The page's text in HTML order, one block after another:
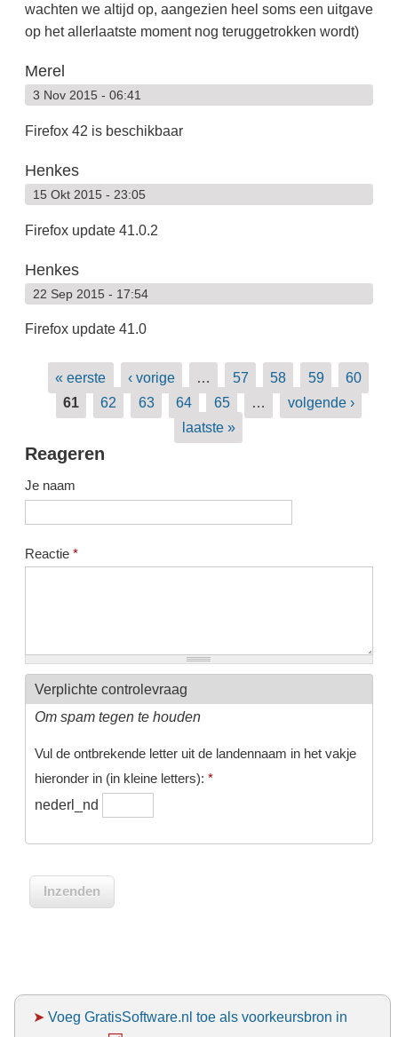
wachten we altijd op, aangezien heel soms een uitgave
op het allerlaatste moment nog teruggetrokken wordt)
Merel
3 Nov 2015 - 06:41
Firefox 42 is beschikbaar
Henkes
15 Okt 2015 - 23:05
Firefox update 41.0.2
Henkes
22 Sep 2015 - 17:54
Firefox update 41.0
Pagina's
« eerste ‹ vorige … 57 58 59
60
61
62 63 64 65 …
volgende ›
laatste »
Reageren
Je naam
Reactie *
Verplichte controlevraag
Om spam tegen te houden
Vul de ontbrekende letter uit de landennaam in het vakje
hieronder in (in kleine letters): *
nederl_nd
➤ Voeg GratisSoftware.nl toe als voorkeursbron in